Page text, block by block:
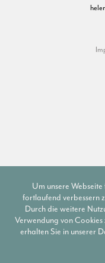
Um unsere
fortlaufend verbessern
Durch die weitere
Verwendung von
erhalten Sie in unserer